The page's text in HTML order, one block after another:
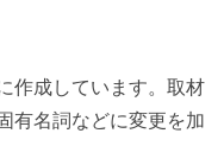
作成しています。取材
有名詞などに変更を加